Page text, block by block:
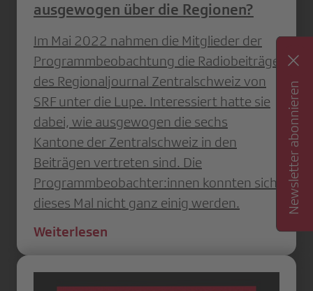
ausgewogen über die Regionen?
Im Mai 2022 nahmen die Mitglieder der
Programmbeobachtung die Radiobeiträge
des Regionaljournal Zentralschweiz von
SRF unter die Lupe. Interessiert hatte sie
dabei, wie ausgewogen die sechs
Kantone der Zentralschweiz in den
Beiträgen vertreten sind. Die
Programmbeobachter:innen konnten sich
dieses Mal nicht ganz einig werden.
Weiterlesen
Newsletter abonnieren